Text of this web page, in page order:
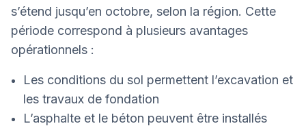
s’étend jusqu’en octobre, selon la région. Cette
période correspond à plusieurs avantages
opérationnels :
Les conditions du sol permettent l’excavation et
les travaux de fondation
L’asphalte et le béton peuvent être installés